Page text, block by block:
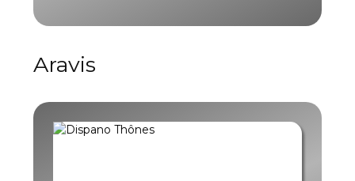
Aravis